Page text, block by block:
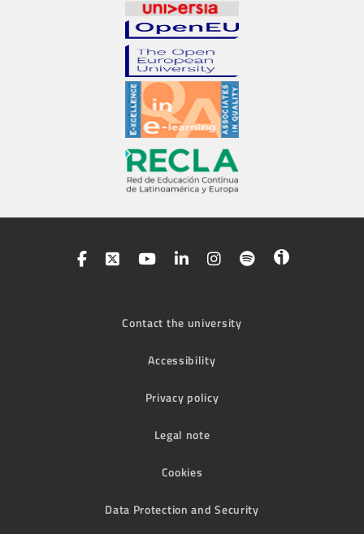
Contact the university
Accessibility
Privacy policy
Legal note
Cookies
Data Protection and Security